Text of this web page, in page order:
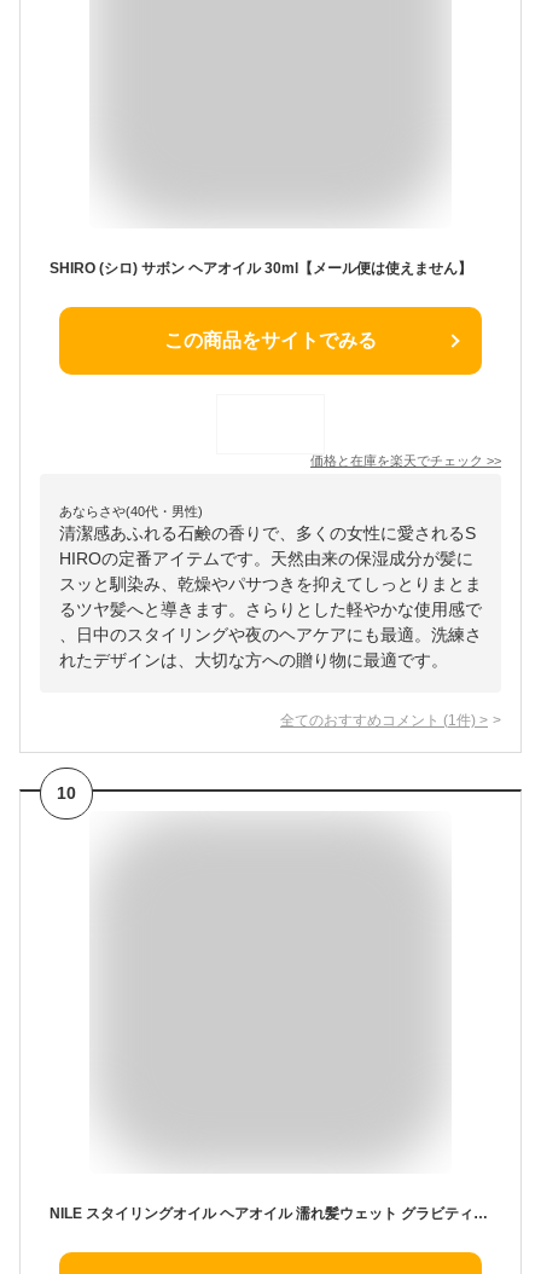
SHIRO (シロ) サボン ヘアオイル 30ml【メール便は使えません】
この商品をサイトでみる
価格と在庫を楽天でチェック >>
あならさや(40代・男性)
清潔感あふれる石鹸の香りで、多くの女性に愛されるS
HIROの定番アイテムです。天然由来の保湿成分が髪に
スッと馴染み、乾燥やパサつきを抑えてしっとりまとま
るツヤ髪へと導きます。さらりとした軽やかな使用感で
、日中のスタイリングや夜のヘアケアにも最適。洗練さ
れたデザインは、大切な方への贈り物に最適です。
全てのおすすめコメント (1 件) >
10
NILE スタイリングオイル ヘアオイル 濡れ髪ウェット グラビティウェット(APPLE BLOOM（フローラル）の香り)